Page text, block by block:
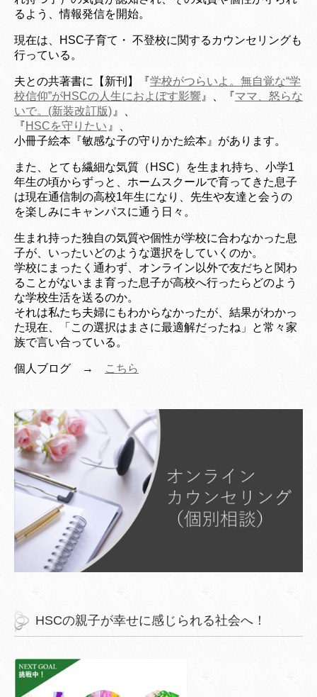
るよう、情報発信を開始。
現在は、HSC子育て・ 不登校に関するカウンセリングも
行っている。
夫との共著書に【新刊】『学校がつらいよ。無自覚な“学
校信仰”がHSCの人生におよぼす影響 』、『ママ、怒らな
いで。(新装改訂版) 』、
『HSCを守りたい 』、
小冊子絵本『敏感な子の守りかた絵本』があります。
また、とても繊細な気質（HSC）を生まれ持ち、小学1
年生の頃からずっと、ホームスクールで育ってきた息子
は現在通信制の高校1年生になり、先生や友達と会うの
を楽しみにキャンパスに通う日々。
生まれ持った独自の気質や個性が学校に合わなかった息
子が、いったいどのような選択をしていくのか。
学校にまったく通わず、オンライン以外で友だちと関わ
ることがないまま育った息子が高校へ行ったらどのよう
な学校生活を送るのか。
それは私たち夫婦にもわからなかったが、結果がわかっ
た現在、「この選択はまさに最適解だったね」
と常々家
族で言い合っている。
個人ブログ → こちら
HSCの親子が幸せに感じられる社会へ！